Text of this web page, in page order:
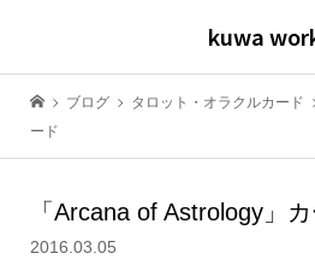
kuwa
ブログ タロット・オラクルカード
ード
「Arcana of Astrology」
2016.03.05